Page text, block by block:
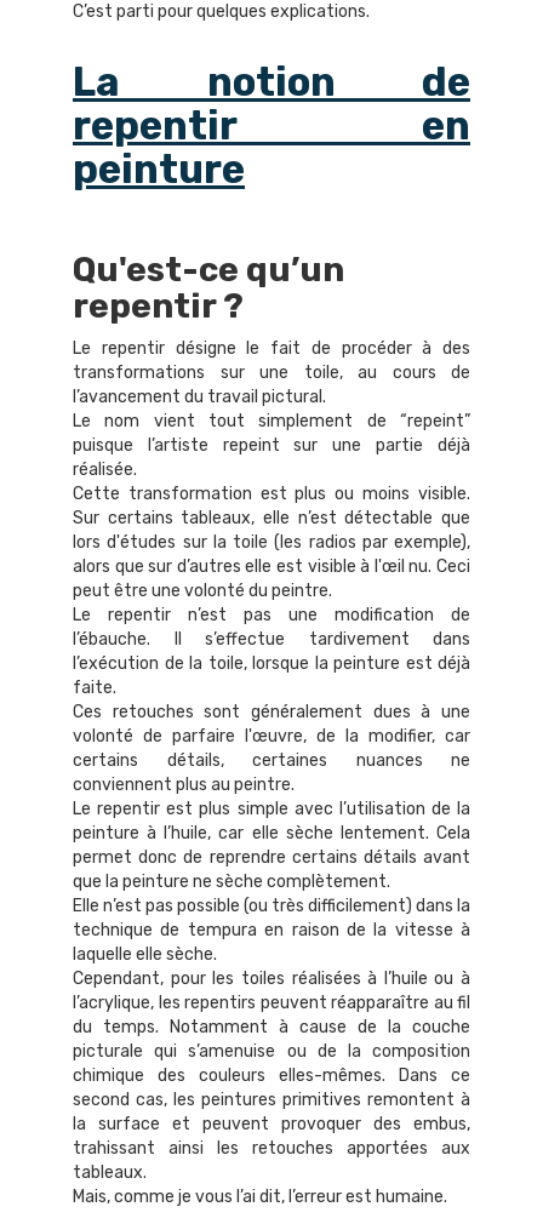
C’est parti pour quelques explications.
La notion de
repentir en
peinture
Qu'est-ce qu’un
repentir ?
Le repentir désigne le fait de procéder à des
transformations sur une toile, au cours de
l’avancement du travail pictural.
Le nom vient tout simplement de “repeint”
puisque l’artiste repeint sur une partie déjà
réalisée.
Cette transformation est plus ou moins visible.
Sur certains tableaux, elle n’est détectable que
lors d'études sur la toile (les radios par exemple),
alors que sur d’autres elle est visible à l'œil nu. Ceci
peut être une volonté du peintre.
Le repentir n’est pas une modification de
l’ébauche. Il s’effectue tardivement dans
l’exécution de la toile, lorsque la peinture est déjà
faite.
Ces retouches sont généralement dues à une
volonté de parfaire l'œuvre, de la modifier, car
certains détails, certaines nuances ne
conviennent plus au peintre.
Le repentir est plus simple avec l’utilisation de la
peinture à l’huile, car elle sèche lentement. Cela
permet donc de reprendre certains détails avant
que la peinture ne sèche complètement.
Elle n’est pas possible (ou très difficilement) dans la
technique de tempura en raison de la vitesse à
laquelle elle sèche.
Cependant, pour les toiles réalisées à l’huile ou à
l’acrylique, les repentirs peuvent réapparaître au fil
du temps. Notamment à cause de la couche
picturale qui s’amenuise ou de la composition
chimique des couleurs elles-mêmes. Dans ce
second cas, les peintures primitives remontent à
la surface et peuvent provoquer des embus,
trahissant ainsi les retouches apportées aux
tableaux.
Mais, comme je vous l’ai dit, l’erreur est humaine.